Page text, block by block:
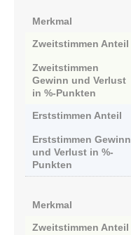
Merkmal
Zweitstimmen Anteil
Zweitstimmen
Gewinn und Verlust
in %-Punkten
Erststimmen Anteil
Erststimmen Gewinn
und Verlust in %-
Punkten
Merkmal
Zweitstimmen Anteil